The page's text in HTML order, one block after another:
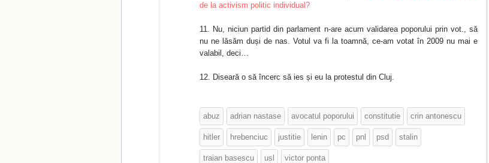
de la activism politic individual?
Nu, niciun partid din parlament n-are acum validarea poporului prin vot., să
nu ne lăsăm duși de nas. Votul va fi la toamnă, ce-am votat în 2009 nu mai e
valabil, deci…
Diseară o să încerc să ies și eu la protestul din Cluj.
abuz adrian nastase avocatul poporului constitutie crin antonescu
hitler hrebenciuc justitie lenin pc pnl psd stalin
traian basescu usl victor ponta